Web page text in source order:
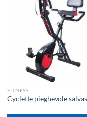
FITNESS
Cyclette pieghevole